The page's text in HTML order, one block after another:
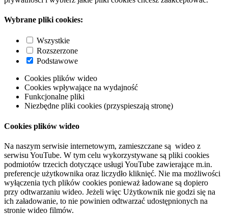
Wybrane pliki cookies:
Wszystkie
Rozszerzone
Podstawowe
Cookies plików wideo
Cookies wpływające na wydajność
Funkcjonalne pliki
Niezbędne pliki cookies (przyspieszają stronę)
Cookies plików wideo
Na naszym serwisie internetowym, zamieszczane są wideo z
serwisu YouTube. W tym celu wykorzystywane są pliki cookies
podmiotów trzecich dotyczące usługi YouTube zawierające m.in.
preferencje użytkownika oraz liczydło kliknięć. Nie ma możliwości
wyłączenia tych plików cookies ponieważ ładowane są dopiero
przy odtwarzaniu wideo. Jeżeli więc Użytkownik nie godzi się na
ich załadowanie, to nie powinien odtwarzać udostępnionych na
stronie wideo filmów.